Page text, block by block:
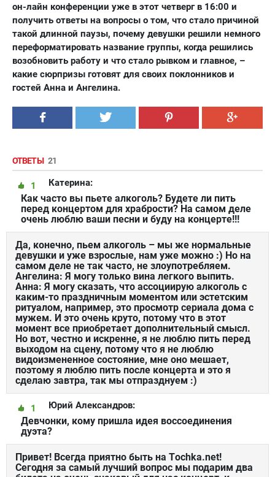
он-лайн конференции уже в этот четверг в 16:00 и
получить ответы на вопросы о том, что стало причиной
такой длинной паузы, почему девушки решили немного
переформатировать название группы, когда решились
возобновить работу и что стало рывком и главное, –
какие сюрпризы готовят для своих поклонников и
гостей Анна и Ангелина.
ОТВЕТЫ 21
Катерина:
1
Как часто вы пьете алкоголь? Будете ли пить
перед концертом для храбрости? На самом деле
очень люблю ваши песни и буду на концерте!!!
Да, конечно, пьем алкоголь – мы же нормальные
девушки и уже взрослые, нам уже можно :) Но на
самом деле не так часто, не злоупотребляем.
Ангелина: Я могу только вина легкого выпить.
Анна: Я могу сказать, что ассоциирую алкоголь с
каким-то праздничным моментом или эстетским
ритуалом, например, это просмотр сериала дома с
мужем. И это очень круто, потому что в этот
момент все приобретает дополнительный смысл.
Но вот, честно и искренне, я не люблю пить перед
выходом на сцену, потому что я не люблю
видоизмененное состояние, мне оно мешает,
поэтому я люблю пить после концерта и это я
сделаю завтра, так мы отпразднуем :)
Юрий Александров:
1
Девчонки, кому пришла идея воссоединения
дуэта?
Привет! Всегда приятно быть на Тochka.net!
Сегодня за самый лучший вопрос мы подарим два